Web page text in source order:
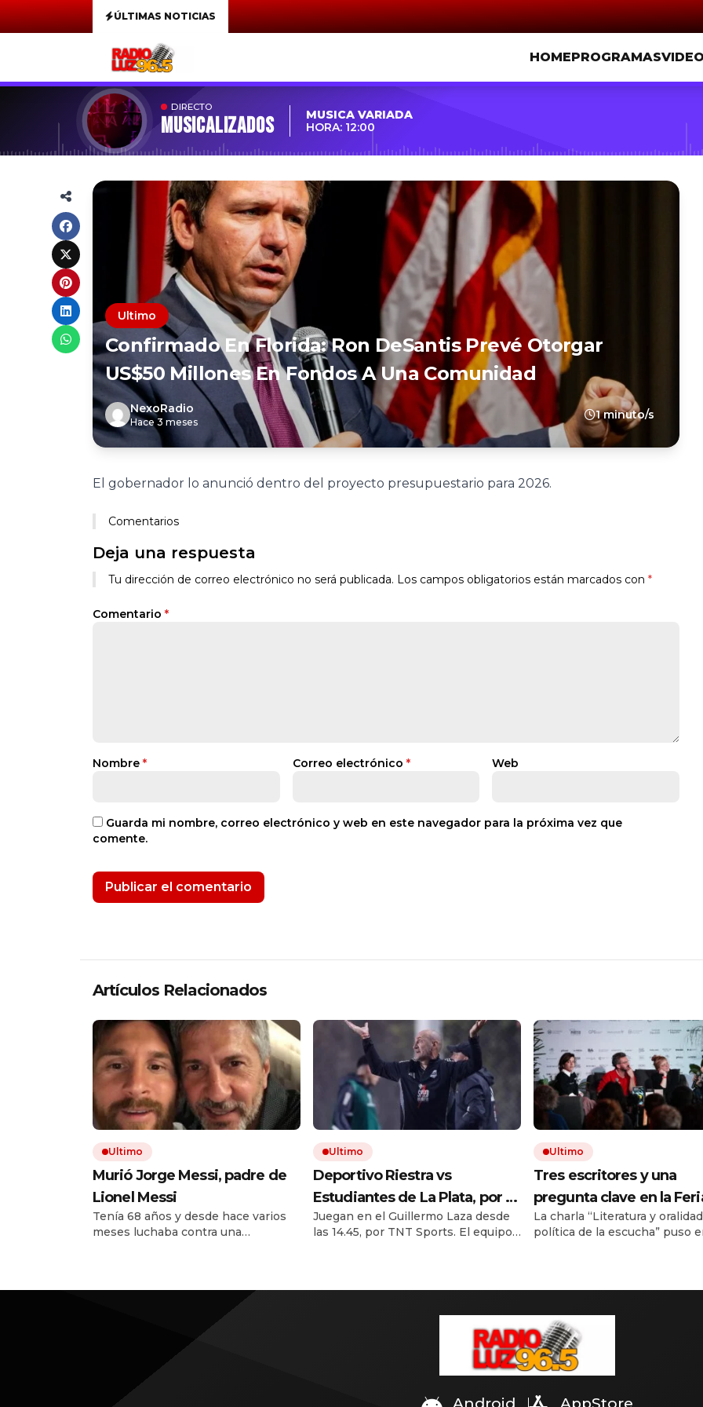
ÚLTIMAS NOTICIAS
HOMEPROGRAMAS
DIRECTO
MUSICALIZADOS
MUSICA VARIADA
HORA: 12:00
Ultimo
Confirmado En Florida: Ron DeSantis Prevé Otorgar
US$50 Millones En Fondos A Una Comunidad
NexoRadio
Hace 3 meses
1 minuto/s
El gobernador lo anunció dentro del proyecto presupuestario para 2026.
Comentarios
Deja una respuesta
Tu dirección de correo electrónico no será publicada. Los campos obligatorios están marcados con *
Comentario *
Nombre * Correo electrónico * Web
Guarda mi nombre, correo electrónico y web en este navegador para la próxima vez que
comente.
Artículos Relacionados
Ultimo
Murió Jorge Messi, padre de
Lionel Messi
Tenía 68 años y desde hace varios
meses luchaba contra una
Desde los primeros pasos en
Ultimo
Deportivo Riestra vs
Estudiantes de La Plata, por el
Torneo Clausura EN VIVO: a
qué hora juegan, formaciones
Juegan en el Guillermo Laza desde
las 14.45, por TNT Sports. El equipo
Ultimo
Tres escritores y una
pregunta clave en la
Editores: ¿se puede
a escuchar?
La charla “Literatura y
política de la escucha” puso
compartieron sus métodos
una práctica artística y
política.